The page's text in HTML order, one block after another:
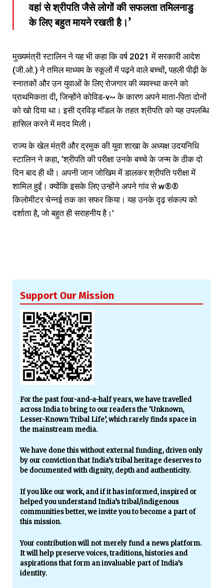
वहां से श्रीपति जैसे लोगों की सफलता तमिलनाडु
के लिए बहुत मायने रखती है।’
मुख्यमंत्री स्टालिन ने यह भी कहा कि वर्ष 2021 में सरकारी आदेश
(जी.ओ.) ने तमिल माध्यम के स्कूलों में पढ़ने वाले बच्चों, पहली पीढ़ी के
स्नातकों और उन युवाओं के लिए रोजगार की व्यवस्था करने को
प्राथमिकता दी, जिन्होंने कोविड-v~ के कारण अपने माता-पिता दोनों
को खो दिया था। इसी द्रविड़ मॉडल के तहत श्रीपति को यह उपलब्धि
हासिल करने में मदद मिली।
राज्य के खेल मंत्री और द्रमुक की युवा शाखा के अध्यक्ष उदयनिधि
स्टालिन ने कहा, ‘श्रीपति की परीक्षा उनके बच्चे के जन्म के ठीक दो
दिन बाद ही थी। अपनी जान जोखिम में डालकर श्रीपति परीक्षा में
शामिल हुईं। क्योंकि इसके लिए उन्होंने अपने गांव से w®®
किलोमीटर चेन्नई तक का सफर किया। यह उनके दृढ़ संकल्प को
दर्शाता है, जो बहुत ही सराहनीय है।’
Support Our Mission
For the past four-and-a-half years, we have travelled
across India to bring to our readers the ‘Unknown,
Lesser-Known Tribal Life’, which rarely finds space in
the mainstream media.
We have done this without external funding, driven only
by our conviction that India’s tribal heritage deserves to
be documented with dignity, depth and authenticity.
If you like our work, and if it has informed, inspired or
helped you understand India’s tribal/indigenous
communities better, we invite you to become a part of
this mission.
Your contribution will not merely fund a news platform.
It will help preserve voices, traditions, histories and
aspirations that form an invaluable part of India’s
identity.